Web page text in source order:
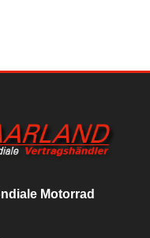
Motorrad